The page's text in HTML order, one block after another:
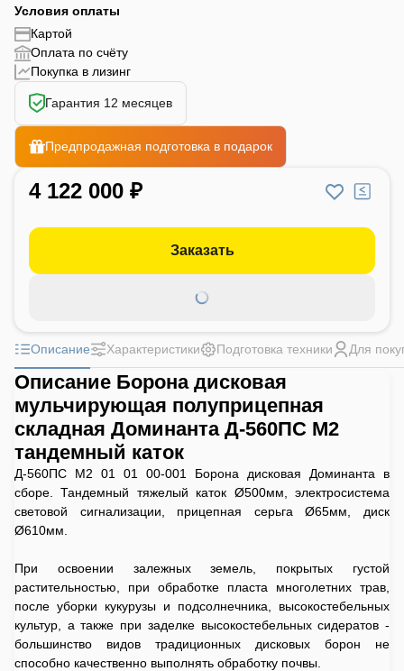
Условия оплаты
Картой
Оплата по счёту
Покупка в лизинг
Гарантия 12 месяцев
Предпродажная подготовка в подарок
4 122 000 ₽
Заказать
Описание Характеристики Подготовка техники Для
Описание Борона дисковая
мульчирующая полуприцепная
складная Доминанта Д-560ПС М2
тандемный каток
Д-560ПС М2 01 01 00-001 Борона дисковая Доминанта в
сборе. Тандемный тяжелый каток Ø500мм, электросистема
световой сигнализации, прицепная серьга Ø65мм, диск
Ø610мм.
При освоении залежных земель, покрытых густой
растительностью, при обработке пласта многолетних трав,
после уборки кукурузы и подсолнечника, высокостебельных
культур, а также при заделке высокостебельных сидератов -
большинство видов традиционных дисковых борон не
способно качественно выполнять обработку почвы.